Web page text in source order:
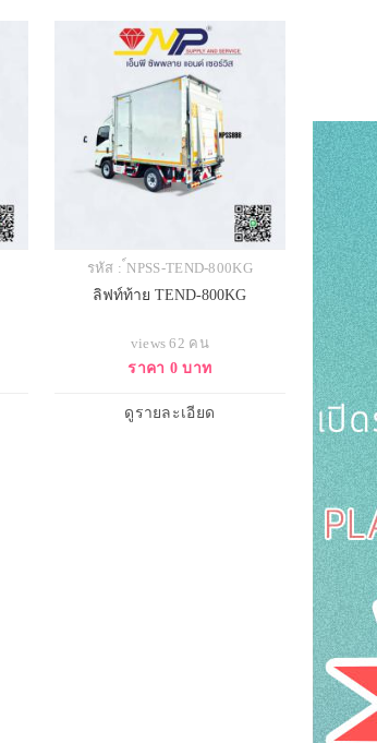
รหัส : ์NPSS-TEND-800KG
ลิฟท์ท้าย TEND-800KG
views 62 คน
ราคา 0 บาท
ดูรายละเอียด